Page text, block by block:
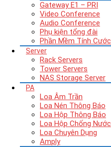
Gateway E1 – PRI
Video Conference
Audio Conference
Phụ kiện tổng đài
Phần Mềm Tính Cước
Server
Rack Servers
Tower Servers
NAS Storage Server
PA
Loa Âm Trần
Loa Nén Thông Báo
Loa Hộp Thông Báo
Loa Hộp Chống Nước
Loa Chuyên Dụng
Amply